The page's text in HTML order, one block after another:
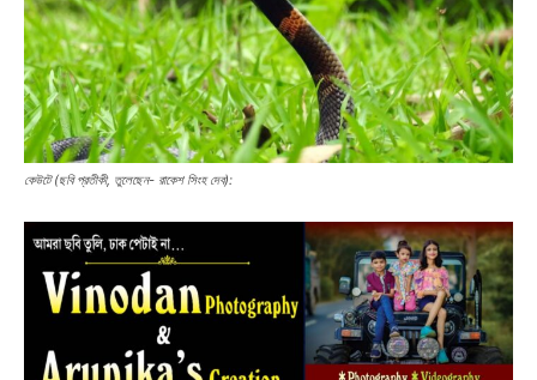
কেউটে (ছবি প্রতীকী, তুলেছেন- রাকেশ সিংহ দেব):